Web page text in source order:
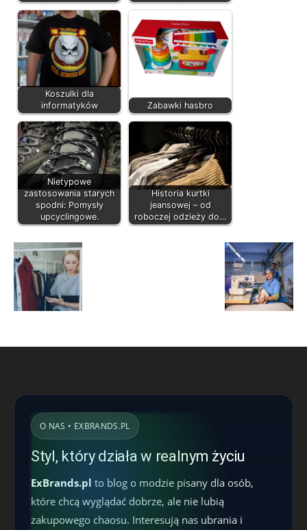
Koszulki dla
informatyków
Zabawki hasbro
Nietypowe
zastosowania starych
spodni: Pomysły
upcyclingowe.
Historia kurtki
jeansowej – od
roboczej odzieży do…
O NAS • EXBRANDS.PL
Styl, który działa w realnym życiu
ExBrands.pl to blog o modzie pisany dla osób,
które chcą wyglądać dobrze, ale nie lubią
zakupowego chaosu. Interesują nas ubrania i